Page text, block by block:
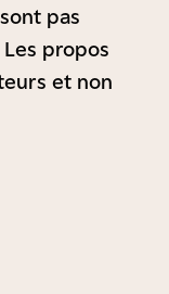
pas
propos
et non